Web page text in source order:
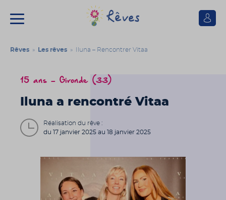
Se
Rêves » Les rêves » Iluna – Rencontrer Vitaa
15 ans - Gironde (33)
Iluna a rencontré Vitaa
Réalisation du rêve :
du 17 janvier 2025 au 18 janvier 2025